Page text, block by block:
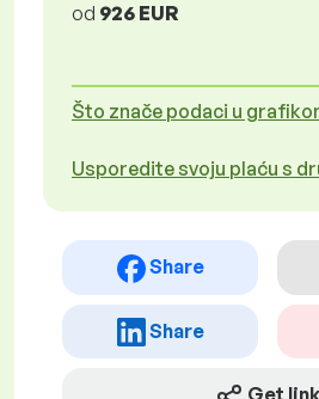
od 926 EUR
Što znače podaci u
Usporedite svoju plaću s
Share
Share